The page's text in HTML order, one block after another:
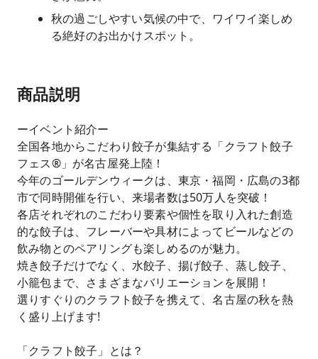
秋の過ごしやすい気候の中で、ワイワイ楽しめ
る絶好のお出かけスポット。
商品説明
ーイベント紹介ー
全国各地からこだわり餃子が集結する「クラフト餃子
フェス®」が名古屋発上陸！
今年のゴールデンウィークは、東京・福岡・広島の3都
市で同時開催を行い、来場者数は50万人を突破！
各店それぞれのこだわり要素や個性を取り入れた創造
的な餃子は、フレーバーや具材によってビールなどの
飲み物とのペアリングも楽しめるのが魅力。
焼き餃子だけでなく、水餃子、揚げ餃子、蒸し餃子、
小籠包まで、さまざまなバリエーションを展開！
選りすぐりのクラフト餃子を携えて、名古屋の秋を熱
く盛り上げます!
「クラフト餃子」とは？